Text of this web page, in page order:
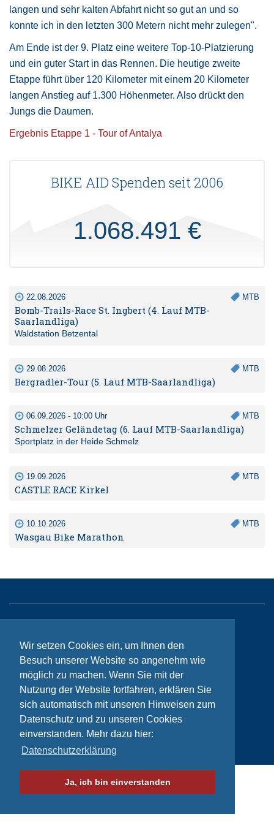
Wir setzen Cookies ein, um Ihnen den
Besuch unserer Website so angenehm wie
möglich zu machen. Wenn Sie mit der
Nutzung der Website fortfahren, erklären Sie
sich automatisch mit unseren Hinweisen zum
Datenschutz und zu unseren Cookies
einverstanden. Mehr dazu hier:
Datenschutzerklärung
Ja, ich bin einverstanden
langen und sehr kalten Abfahrt nicht so gut an und so
konnte ich in den letzten 300 Metern nicht mehr zulegen".
Am Ende ist der 9. Platz eine weitere Top-10-Platzierung
und ein guter Start in das Rennen. Die heutige zweite
Etappe führt über 120 Kilometer mit einem 20 Kilometer
langen Anstieg auf 1.300 Höhenmeter. Also drückt den
Jungs die Daumen.
Ergebnis Etappe 1 - Tour of Antalya
BIKE AID Spenden seit 2006
1.068.491 €
22.08.2026 MTB
Bomb-Trails-Race St. Ingbert (4. Lauf MTB-
Saarlandliga)
Waldstation Betzental
29.08.2026 MTB
Bergradler-Tour (5. Lauf MTB-Saarlandliga)
06.09.2026 - 10:00 Uhr MTB
Schmelzer Geländetag (6. Lauf MTB-Saarlandliga)
Sportplatz in der Heide Schmelz
19.09.2026 MTB
CASTLE RACE Kirkel
10.10.2026 MTB
Wasgau Bike Marathon
Kontakt
Impressum
Datenschutzhinweise
© Bikeaid 2026